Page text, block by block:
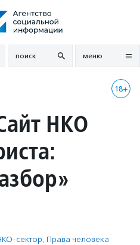
поиск меню
18+
НКО
сектор, Права человека